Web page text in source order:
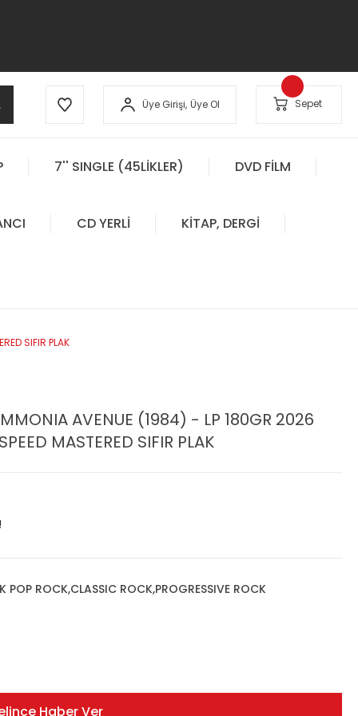
Üye Girişi, Üye Ol Sepet
7'' SINGLE (45LİKLER) DVD FİLM
CD YERLİ KİTAP, DERGİ
SIFIR PLAK
AVENUE (1984) - LP 180GR 2026
MASTERED SIFIR PLAK
POP ROCK,CLASSIC ROCK,PROGRESSIVE ROCK
Haber Ver